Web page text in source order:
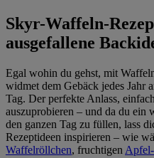
Skyr-Waffeln-
ausgefallene
Egal wohin du gehst, mit
widmet dem Gebäck jedes Jahr
Tag. Der perfekte Anlass,
auszuprobieren – und da du ein
den ganzen Tag zu füllen, lass
Rezeptideen inspirieren – wie
Waffelröllchen, fruchtigen